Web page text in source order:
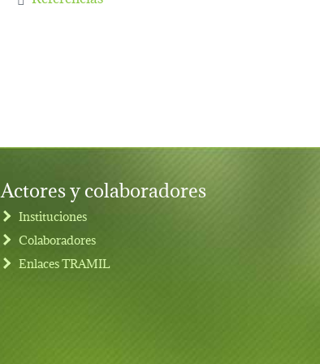
Actores y colaboradores
Instituciones
Colaboradores
Enlaces TRAMIL